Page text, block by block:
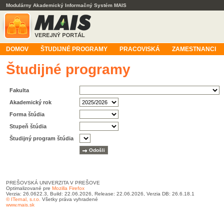
Modulárny Akademický Informačný Systém MAIS
DOMOV ŠTUDIJNÉ PROGRAMY PRACOVISKÁ ZAMESTNANCI
Študijné programy
Fakulta
Akademický rok
Forma štúdia
Stupeň štúdia
Študijný program štúdia
PREŠOVSKÁ UNIVERZITA V PREŠOVE
Optimalizované pre Mozilla Firefox
Verzia: 26.0622.3, Build: 22.06.2026, Release: 22.06.2026, Verzia DB: 26.6.18.1
© ITernal, s.r.o. Všetky práva vyhradené
www.mais.sk